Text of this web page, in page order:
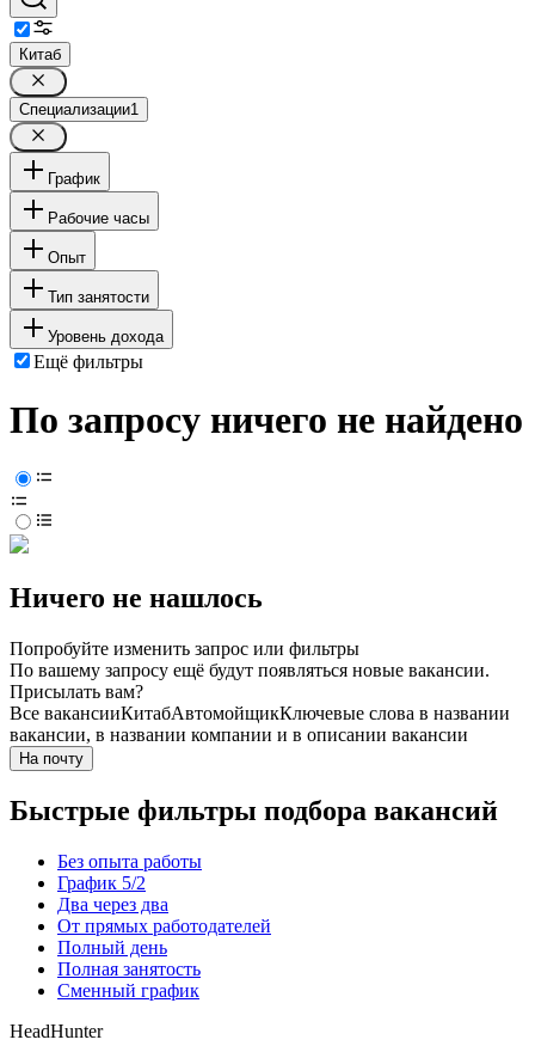
Китаб
Специализации1
График
Рабочие часы
Опыт
Тип занятости
Уровень дохода
Ещё фильтры
По запросу ничего не найдено
Ничего не нашлось
Попробуйте изменить запрос или фильтры
По вашему запросу ещё будут появляться новые вакансии.
Присылать вам?
Все вакансииКитабАвтомойщикКлючевые слова в названии
вакансии, в названии компании и в описании вакансии
На почту
Быстрые фильтры подбора вакансий
Без опыта работы
График 5/2
Два через два
От прямых работодателей
Полный день
Полная занятость
Сменный график
HeadHunter